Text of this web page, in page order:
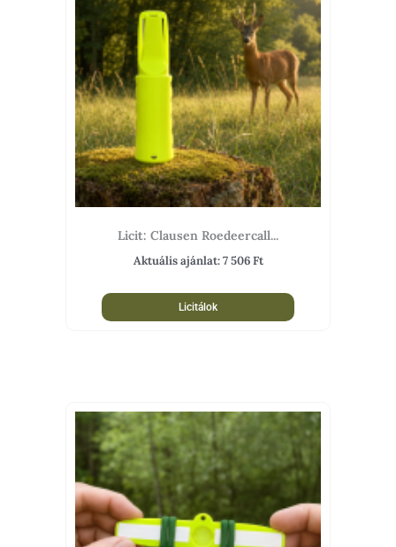
Licit: Clausen Roedeercall...
Aktuális ajánlat:7 506Ft
Licitálok